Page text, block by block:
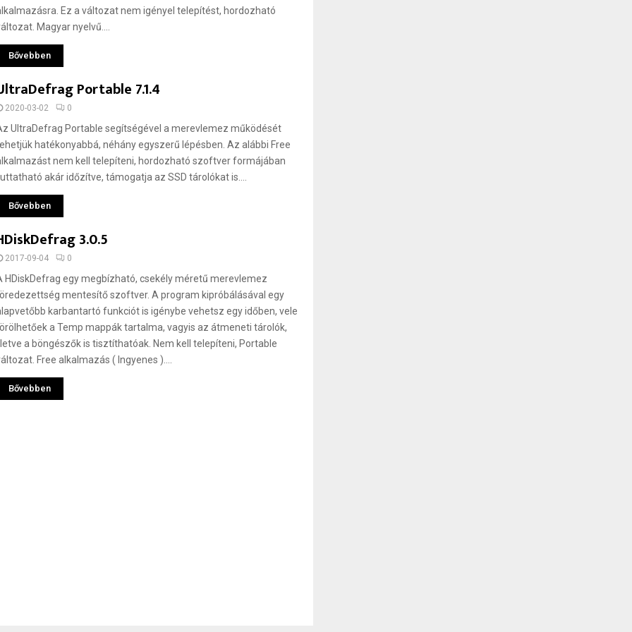
Ez a változat nem igényel telepítést, hordozható
Magyar nyelvű....
Bővebben
Portable 7.1.4
2020-03-02 0
UltraDefrag Portable segítségével a merevlemez működését
hatékonyabbá, néhány egyszerű lépésben. Az alábbi Free
nem kell telepíteni, hordozható szoftver formájában
akár időzítve, támogatja az SSD tárolókat is....
Bővebben
3.0.5
2017-09-04 0
HDiskDefrag egy megbízható, csekély méretű merevlemez
mentesítő szoftver. A program kipróbálásával egy
karbantartó funkciót is igénybe vehetsz egy időben, vele
a Temp mappák tartalma, vagyis az átmeneti tárolók,
a böngészők is tisztíthatóak. Nem kell telepíteni, Portable
Free alkalmazás ( Ingyenes )....
Bővebben